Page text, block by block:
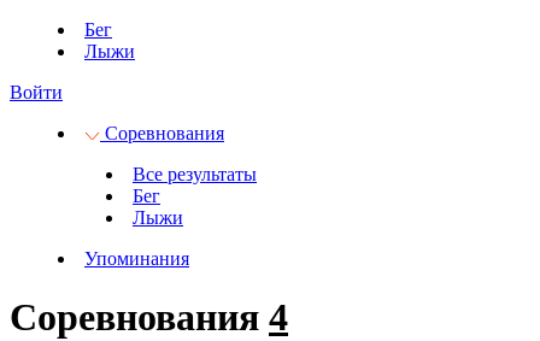
Бег
Лыжи
Войти
Соревнования
Все результаты
Бег
Лыжи
Упоминания
Соревнования 4